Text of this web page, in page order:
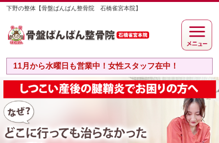
下野の整体【骨盤ばんばん整骨院 石橋雀宮本院】
11月から水曜日も営業中！女性スタッフ在中！